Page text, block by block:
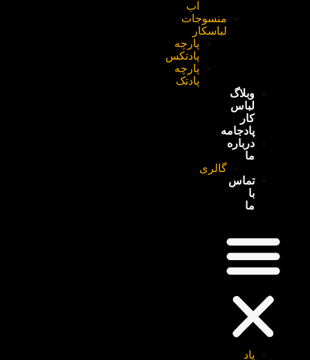
منسوجات
لباسکار
پارچه
پادتکس
پارچه
پادتک
وبلاگ
لباس
کار
پادجامه
درباره
گالری
تماس